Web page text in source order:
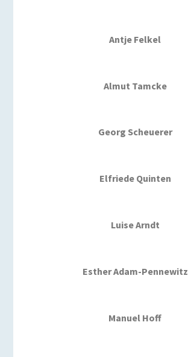
Antje Felkel
Almut Tamcke
Georg Scheuerer
Elfriede Quinten
Luise Arndt
Esther Adam-Pennewitz
Manuel Hoff